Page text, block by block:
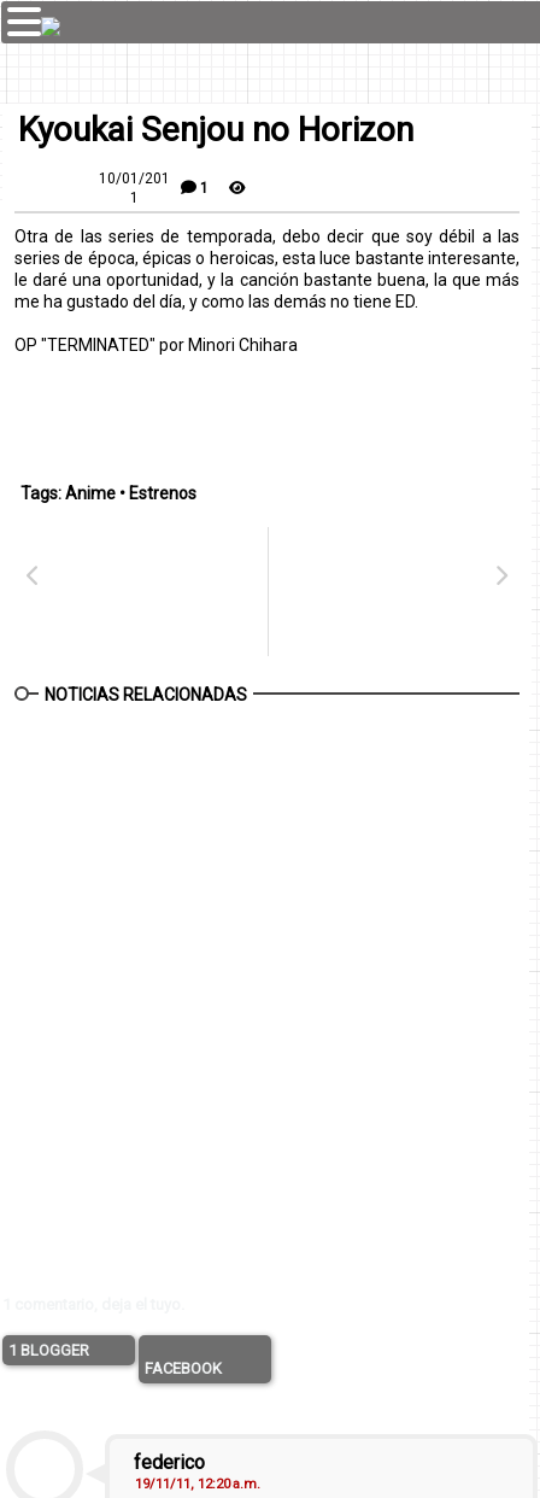
Kyoukai Senjou no Horizon
10/01/201
1
1
Otra de las series de temporada, debo decir que soy débil a las
series de época, épicas o heroicas, esta luce bastante interesante,
le daré una oportunidad, y la canción bastante buena, la que más
me ha gustado del día, y como las demás no tiene ED.
OP "TERMINATED" por Minori Chihara
Tags:Anime • Estrenos
NOTICIAS RELACIONADAS
1 BLOGGER
FACEBOOK
federico
19/11/11, 12:20 a.m.